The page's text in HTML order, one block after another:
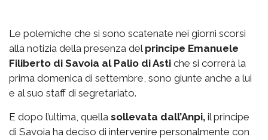
Le polemiche che si sono scatenate nei giorni scorsi
alla notizia della presenza del principe Emanuele
Filiberto di Savoia al Palio di Asti che si correrà la
prima domenica di settembre, sono giunte anche a lui
e al suo staff di segretariato.
E dopo l’ultima, quella sollevata dall’Anpi, il principe
di Savoia ha deciso di intervenire personalmente con